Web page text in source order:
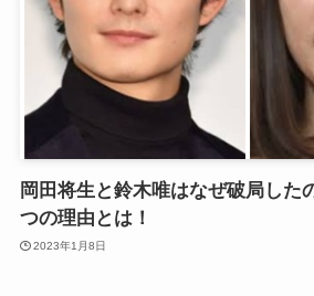
岡田将生と鈴木唯はなぜ破局した
つの理由とは！
2023年1月8日